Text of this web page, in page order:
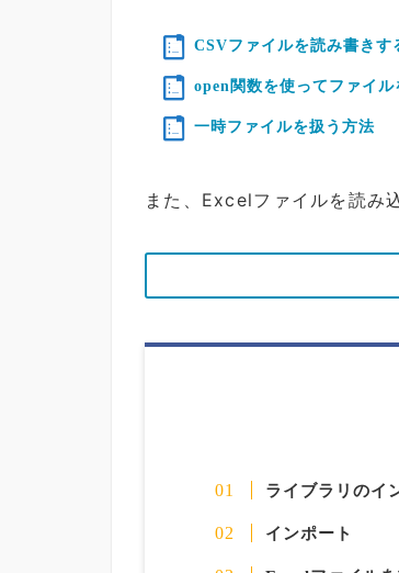
CSVファイルを読み書きす
open関数を使ってファイ
一時ファイルを扱う方法
また、Excelファイルを読み
ライブラリのイ
インポート